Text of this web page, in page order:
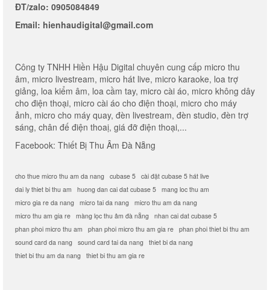
ĐT/zalo: 0905084849
Email: hienhaudigital@gmail.com
Công ty TNHH Hiền Hậu Digital chuyên cung cấp micro thu
âm, micro livestream, micro hát live, micro karaoke, loa trợ
giảng, loa kiểm âm, loa cầm tay, micro cài áo, micro không dây
cho điện thoại, micro cài áo cho điện thoại, micro cho máy
ảnh, micro cho máy quay, đèn livestream, đèn studio, đèn trợ
sáng, chân đế điện thoaị, giá đỡ điện thoại,...
Facebook: Thiết Bị Thu Âm Đà Nẵng
cho thue micro thu am da nang cubase 5 cài đặt cubase 5 hát live
dai ly thiet bi thu am
huong dan cai dat cubase 5 mang loc thu am
micro gia re da nang micro tai da nang micro thu am da nang
micro thu am gia re màng lọc thu âm đà nẵng nhan cai dat cubase 5
phan phoi micro thu am
phan phoi micro thu am gia re phan phoi thiet bi thu am
sound card da nang sound card tai da nang thiet bi da nang
thiet bi thu am da nang thiet bi thu am gia re